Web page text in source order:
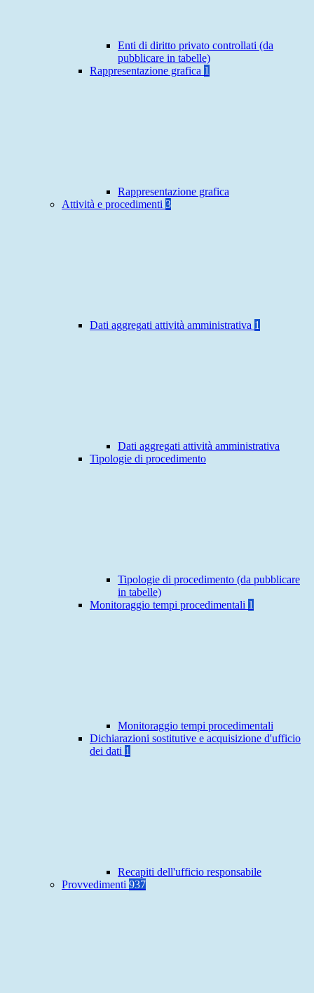
Enti di diritto privato controllati (da
pubblicare in tabelle)
Rappresentazione grafica 1
Rappresentazione grafica
Attività e procedimenti 3
Dati aggregati attività amministrativa 1
Dati aggregati attività amministrativa
Tipologie di procedimento
Tipologie di procedimento (da pubblicare
in tabelle)
Monitoraggio tempi procedimentali 1
Monitoraggio tempi procedimentali
Dichiarazioni sostitutive e acquisizione d'ufficio
dei dati 1
Recapiti dell'ufficio responsabile
Provvedimenti 937